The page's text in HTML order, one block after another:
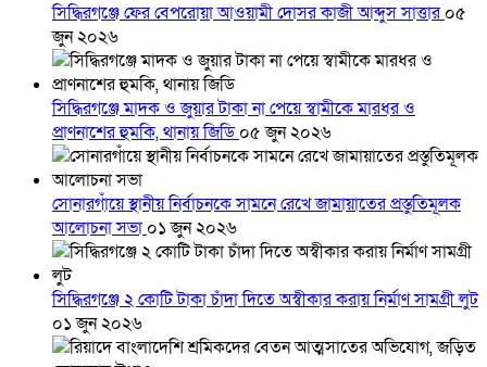
সিদ্ধিরগঞ্জে ফের বেপরোয়া আওয়ামী দোসর কাজী আব্দুস সাত্তার০৫
জুন ২০২৬
সিদ্ধিরগঞ্জে মাদক ও জুয়ার টাকা না পেয়ে স্বামীকে মারধর ও
প্রাণনাশের হুমকি, থানায় জিডি০৫ জুন ২০২৬
সোনারগাঁয়ে স্থানীয় নির্বাচনকে সামনে রেখে জামায়াতের প্রস্তুতিমূলক
আলোচনা সভা ০১ জুন ২০২৬
সিদ্ধিরগঞ্জে ২ কোটি টাকা চাঁদা দিতে অস্বীকার করায় নির্মাণ সামগ্রী লুট
০১ জুন ২০২৬